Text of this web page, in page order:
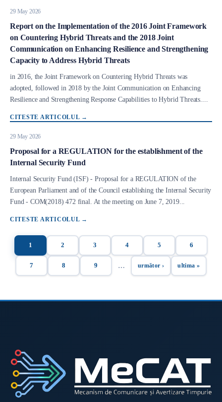
29 May 2026
Report on the Implementation of the 2016 Joint Framework
on Countering Hybrid Threats and the 2018 Joint
Communication on Enhancing Resilience and Strengthening
Capacity to Address Hybrid Threats
Body
in 2016, the Joint Framework on Countering Hybrid Threats was
adopted, followed in 2018 by the Joint Communication on Enhancing
Resilience and Strengthening Response Capabilities to Hybrid Threats....
CITESTE ARTICOLUL→
29 May 2026
Proposal for a REGULATION for the establishment of the
Internal Security Fund
Body
Internal Security Fund (ISF) - Proposal for a REGULATION of the
European Parliament and of the Council establishing the Internal Security
Fund - COM(2018) 472 final. At the meeting on June 7, 2019...
CITESTE ARTICOLUL→
Pagination
Page
1 Page
2 Page
3 Page
4 Page
5 Page
6
Page
7 Page
8 Page
9 … Next page
următor › Last page
ultima »